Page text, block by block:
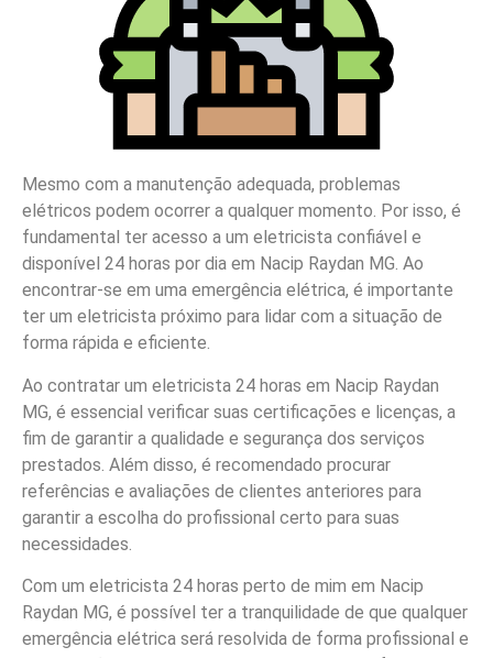
Mesmo com a manutenção adequada, problemas
elétricos podem ocorrer a qualquer momento. Por isso, é
fundamental ter acesso a um eletricista confiável e
disponível 24 horas por dia em Nacip Raydan MG. Ao
encontrar-se em uma emergência elétrica, é importante
ter um eletricista próximo para lidar com a situação de
forma rápida e eficiente.
Ao contratar um eletricista 24 horas em Nacip Raydan
MG, é essencial verificar suas certificações e licenças, a
fim de garantir a qualidade e segurança dos serviços
prestados. Além disso, é recomendado procurar
referências e avaliações de clientes anteriores para
garantir a escolha do profissional certo para suas
necessidades.
Com um eletricista 24 horas perto de mim em Nacip
Raydan MG, é possível ter a tranquilidade de que qualquer
emergência elétrica será resolvida de forma profissional e